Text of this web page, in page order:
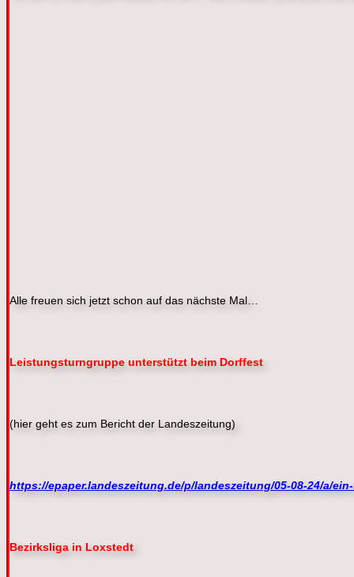
Alle freuen sich jetzt schon auf das nächste Mal…
Leistungsturngruppe unterstützt beim Dorffest
(hier geht es zum Bericht der Landeszeitung)
https://epaper.landeszeitung.de/p/landeszeitung/05-08-24/a/
Bezirksliga in Loxstedt